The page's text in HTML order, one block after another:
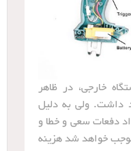
خارجی، در ظاهر
داشت. ولی به دلیل
دفعات سعی و خطا و
خواهد شد هزینه